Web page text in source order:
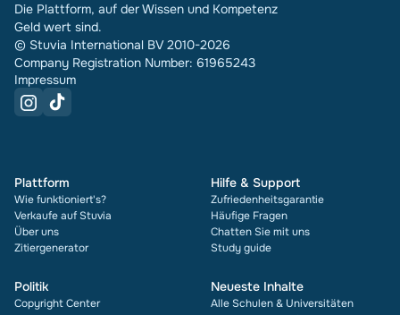
Die Plattform, auf der Wissen und Kompetenz
Geld wert sind.
© Stuvia International BV 2010-2026
Company Registration Number: 61965243
Impressum
Plattform
Wie funktioniert's?
Verkaufe auf Stuvia
Über uns
Zitiergenerator
Hilfe & Support
Zufriedenheitsgarantie
Häufige Fragen
Chatten Sie mit uns
Study guide
Politik
Copyright Center
Neueste Inhalte
Alle Schulen & Universitäten